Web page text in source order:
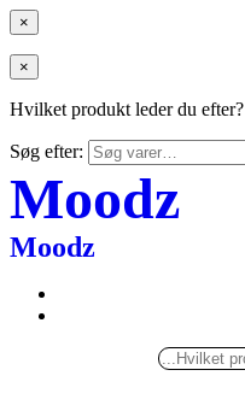
×
×
Hvilket produkt leder du efter?
Søg efter:
Moodz
Moodz